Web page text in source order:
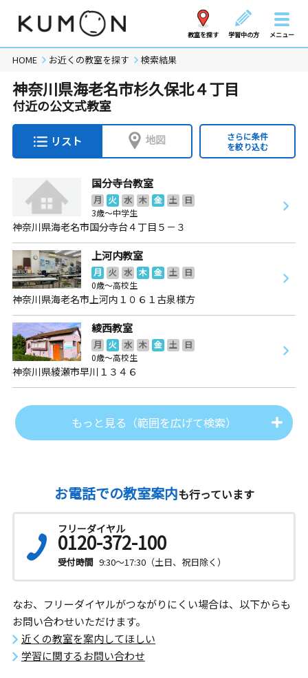
教室を探す 学習中の方 メニュー
HOME お近くの教室を探す 検索結果
神奈川県海老名市杉久保北４丁目
付近の公文式教室
リスト 地図
さらに条件
を絞り込む
国分寺台教室
月 火 水 木 金 土
日
3歳～中学生
神奈川県海老名市国分寺台４丁目５－３
上河内教室
月 火 水 木 金 土
日
0歳～高校生
神奈川県海老名市上河内１０６１古泉様方
綾西教室
月 火 水 木 金 土
日
0歳～高校生
神奈川県綾瀬市早川１３４６
もっと見る（範囲を広げて検索）
お電話での教室案内も行っています
フリーダイヤル
0120-372-100
受付時間 9:30～17:30（土日、祝日除く）
なお、フリーダイヤルがつながりにくい場合は、以下からも
お問い合わせいただけます。
近くの教室を案内してほしい
学習に関するお問い合わせ